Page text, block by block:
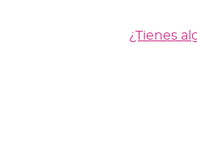
¿Tienes